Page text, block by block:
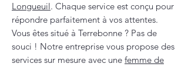
Longueuil. Chaque service est conçu pour
répondre parfaitement à vos attentes.
Vous êtes situé à Terrebonne ? Pas de
souci ! Notre entreprise vous propose des
services sur mesure avec une femme de